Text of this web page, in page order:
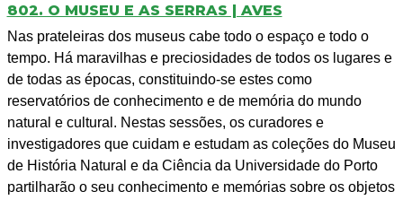
802. O MUSEU E AS SERRAS | AVES
Nas prateleiras dos museus cabe todo o espaço e todo o
tempo. Há maravilhas e preciosidades de todos os lugares e
de todas as épocas, constituindo-se estes como
reservatórios de conhecimento e de memória do mundo
natural e cultural. Nestas sessões, os curadores e
investigadores que cuidam e estudam as coleções do Museu
de História Natural e da Ciência da Universidade do Porto
partilharão o seu conhecimento e memórias sobre os objetos